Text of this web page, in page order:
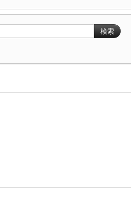
検索